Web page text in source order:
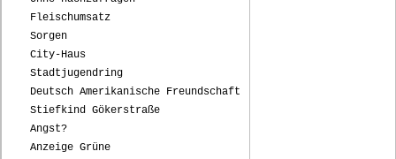
Fleischumsatz
Sorgen
City-Haus
Stadtjugendring
Deutsch Amerikanische Freundschaft
Stiefkind Gökerstraße
Angst?
Anzeige Grüne